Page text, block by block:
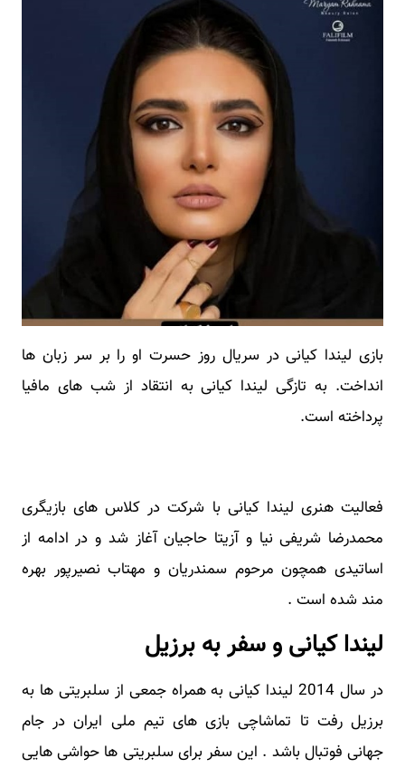
بازی لیندا کیانی در سریال روز حسرت او را بر سر زبان ها
انداخت. به تازگی لیندا کیانی به انتقاد از شب های مافیا
پرداخته است.
فعالیت هنری لیندا کیانی با شرکت در کلاس های بازیگری
محمدرضا شریفی نیا و آزیتا حاجیان آغاز شد و در ادامه از
اساتیدی همچون مرحوم سمندریان و مهتاب نصیرپور بهره
مند شده است .
لیندا کیانی و سفر به برزیل
در سال 2014 لیندا کیانی به همراه جمعی از سلبریتی ها به
برزیل رفت تا تماشاچی بازی های تیم ملی ایران در جام
جهانی فوتبال باشد . این سفر برای سلبریتی ها حواشی هایی